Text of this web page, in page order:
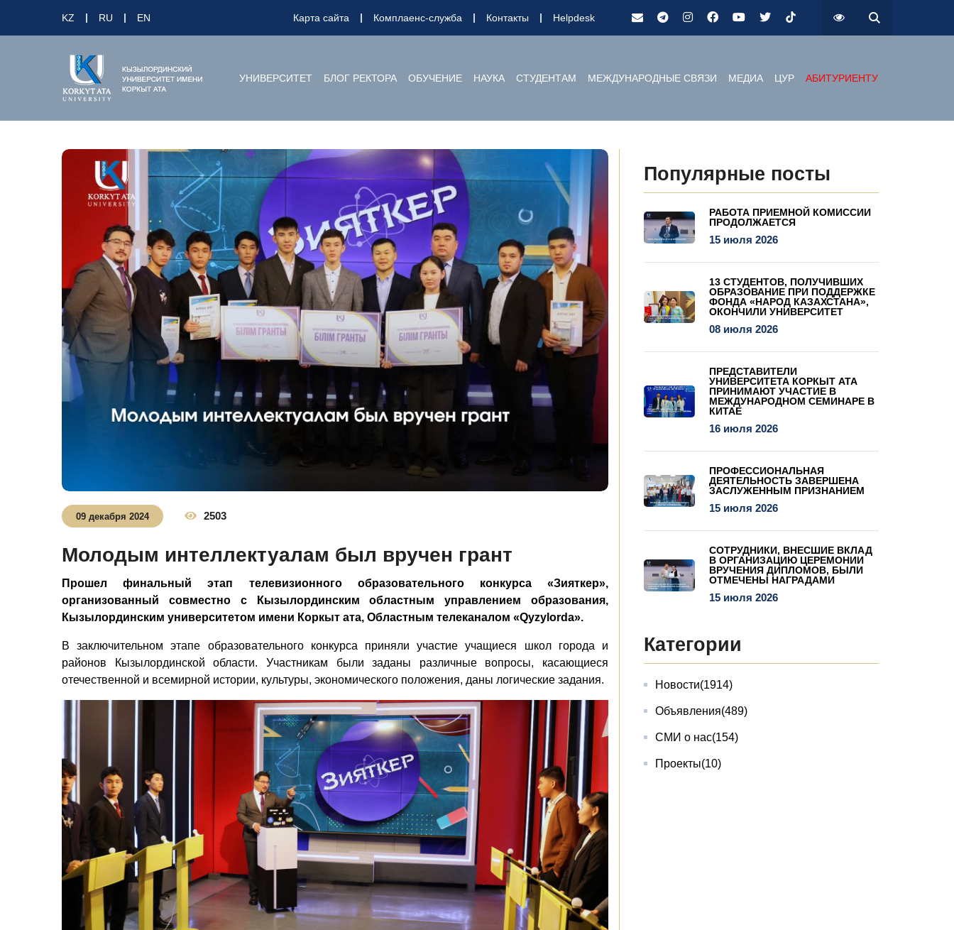
KZ RU EN Карта сайта Комплаенс-служба Контакты Helpdesk
УНИВЕРСИТЕТ БЛОГ РЕКТОРА ОБУЧЕНИЕ НАУКА СТУДЕНТАМ МЕЖДУНАРОДНЫЕ СВЯЗИ МЕДИА ЦУР АБИТУРИЕНТУ
09 декабря 2024 2503
Молодым интеллектуалам был вручен грант
Прошел финальный этап телевизионного образовательного конкурса «Зияткер»,
организованный совместно с Кызылординским областным управлением образования,
Кызылординским университетом имени Коркыт ата, Областным телеканалом «Qyzylorda».
В заключительном этапе образовательного конкурса приняли участие учащиеся школ города и
районов Кызылординской области. Участникам были заданы различные вопросы, касающиеся
отечественной и всемирной истории, культуры, экономического положения, даны логические задания.
Популярные посты
РАБОТА ПРИЕМНОЙ КОМИССИИ
ПРОДОЛЖАЕТСЯ
15 июля 2026
13 СТУДЕНТОВ, ПОЛУЧИВШИХ
ОБРАЗОВАНИЕ ПРИ ПОДДЕРЖКЕ
ФОНДА «НАРОД КАЗАХСТАНА»,
ОКОНЧИЛИ УНИВЕРСИТЕТ
08 июля 2026
ПРЕДСТАВИТЕЛИ
УНИВЕРСИТЕТА КОРКЫТ АТА
ПРИНИМАЮТ УЧАСТИЕ В
МЕЖДУНАРОДНОМ СЕМИНАРЕ В
КИТАЕ
16 июля 2026
ПРОФЕССИОНАЛЬНАЯ
ДЕЯТЕЛЬНОСТЬ ЗАВЕРШЕНА
ЗАСЛУЖЕННЫМ ПРИЗНАНИЕМ
15 июля 2026
СОТРУДНИКИ, ВНЕСШИЕ ВКЛАД
В ОРГАНИЗАЦИЮ ЦЕРЕМОНИИ
ВРУЧЕНИЯ ДИПЛОМОВ, БЫЛИ
ОТМЕЧЕНЫ НАГРАДАМИ
15 июля 2026
Категории
Новости(1914)
Объявления(489)
СМИ о нас(154)
Проекты(10)